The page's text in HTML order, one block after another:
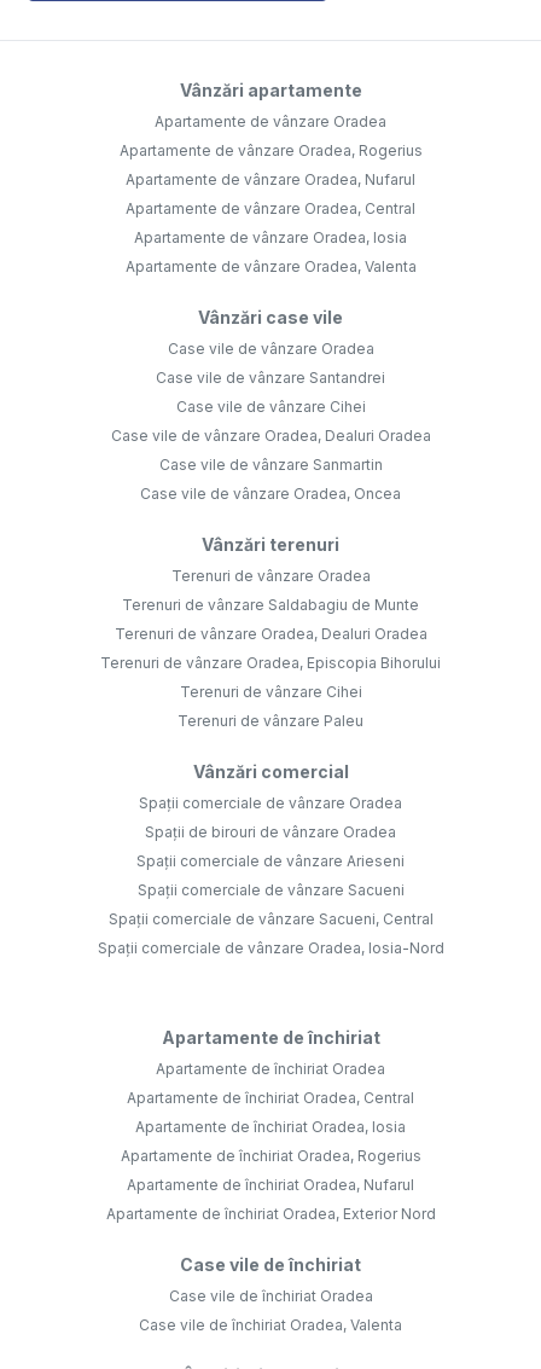
Vânzări apartamente
Apartamente de vânzare Oradea
Apartamente de vânzare Oradea, Rogerius
Apartamente de vânzare Oradea, Nufarul
Apartamente de vânzare Oradea, Central
Apartamente de vânzare Oradea, Iosia
Apartamente de vânzare Oradea, Valenta
Vânzări case vile
Case vile de vânzare Oradea
Case vile de vânzare Santandrei
Case vile de vânzare Cihei
Case vile de vânzare Oradea, Dealuri Oradea
Case vile de vânzare Sanmartin
Case vile de vânzare Oradea, Oncea
Vânzări terenuri
Terenuri de vânzare Oradea
Terenuri de vânzare Saldabagiu de Munte
Terenuri de vânzare Oradea, Dealuri Oradea
Terenuri de vânzare Oradea, Episcopia Bihorului
Terenuri de vânzare Cihei
Terenuri de vânzare Paleu
Vânzări comercial
Spații comerciale de vânzare Oradea
Spații de birouri de vânzare Oradea
Spații comerciale de vânzare Arieseni
Spații comerciale de vânzare Sacueni
Spații comerciale de vânzare Sacueni, Central
Spații comerciale de vânzare Oradea, Iosia-Nord
Apartamente de închiriat
Apartamente de închiriat Oradea
Apartamente de închiriat Oradea, Central
Apartamente de închiriat Oradea, Iosia
Apartamente de închiriat Oradea, Rogerius
Apartamente de închiriat Oradea, Nufarul
Apartamente de închiriat Oradea, Exterior Nord
Case vile de închiriat
Case vile de închiriat Oradea
Case vile de închiriat Oradea, Valenta